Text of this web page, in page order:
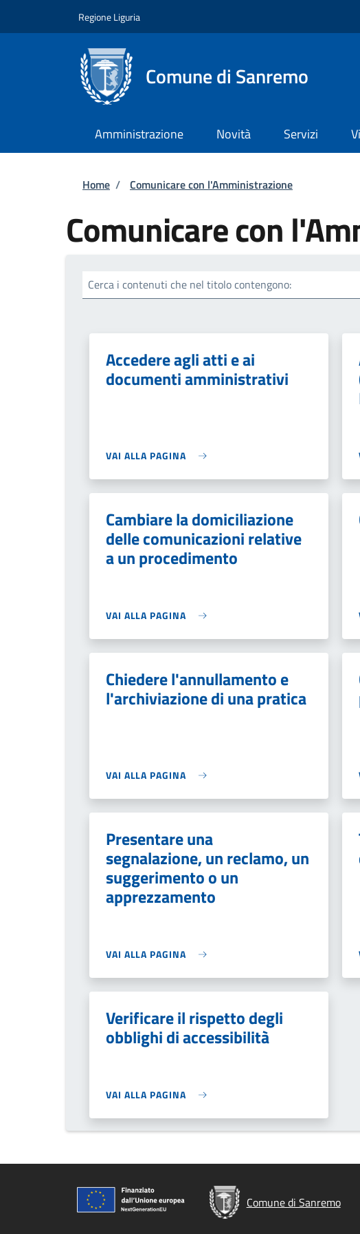
Regione Liguria
Comune di Sanremo
Amministrazione Novità Servizi
Briciole di pane
Home / Comunicare con l'Amministrazione
Comunicare con
Cerca i contenuti che nel titolo contengono:
Accedere agli atti e ai
documenti amministrativi
VAI ALLA PAGINA
Cambiare la domiciliazione
delle comunicazioni relative
a un procedimento
VAI ALLA PAGINA
Chiedere l'annullamento e
l'archiviazione di una pratica
VAI ALLA PAGINA
Presentare una
segnalazione, un reclamo, un
suggerimento o un
apprezzamento
VAI ALLA PAGINA
Verificare il rispetto degli
obblighi di accessibilità
VAI ALLA PAGINA
Comune di Sanremo